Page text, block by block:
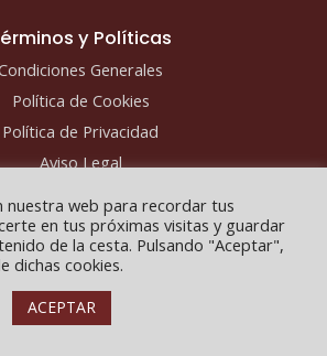
y Políticas
Generales
Política de Cookies
Política de Privacidad
Aviso Legal
© 2026 - Fco y Javier Joyeros
nuestra web para recordar tus
en tus próximas visitas y guardar
de la cesta. Pulsando "Aceptar",
dichas cookies.
ACEPTAR